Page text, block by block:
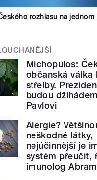
rozhlasu na jednom
Michopulos:
občanská válka
střelby.
budou
Pavlovi
Alergie?
neškodné látky,
nejúčinnější je
systém přeučit,
imunolog